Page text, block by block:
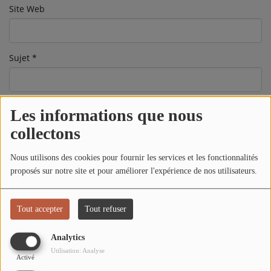
Les informations que nous
collectons
Nous utilisons des cookies pour fournir les services et les fonctionnalités
proposés sur notre site et pour améliorer l'expérience de nos utilisateurs.
Tout accepter Tout refuser
Analytics
Activé
Utilisation: Analyse
L'ÉNERGIE DES 9 ÉTOILES
"SI ON CHANTAIT", L'ÉMISSION
La Radio
EQUIPE
PODCASTS
INTERVIEW
Musique
TITRES DIFFUSÉS
Site Web
Sujet *
Message